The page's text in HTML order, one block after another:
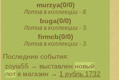
murzya(0/0)
Лотов в коллекции - 8.
buga(0/0)
Лотов в коллекции - 3.
firmcb(0/0)
Лотов в коллекции - 3.
Последние события:
zoyia55 → выставлен новый
лот в магазин → 1 рубль 1732